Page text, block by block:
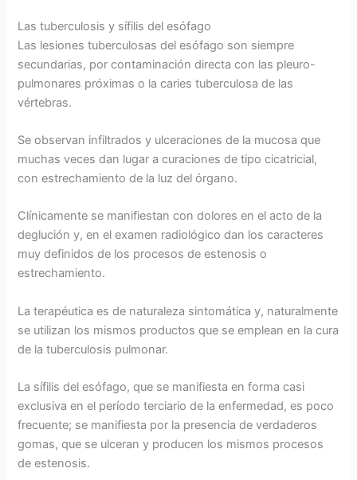
Las tuberculosis y sífilis del esófago
Las lesiones tuberculosas del esófago son siempre
secundarias, por contaminación directa con las pleuro-
pulmonares próximas o la caries tuberculosa de las
vértebras.
Se observan infiltrados y ulceraciones de la mucosa que
muchas veces dan lugar a curaciones de tipo cicatricial,
con estrechamiento de la luz del órgano.
Clínicamente se manifiestan con dolores en el acto de la
deglución y, en el examen radiológico dan los caracteres
muy definidos de los procesos de estenosis o
estrechamiento.
La terapéutica es de naturaleza sintomática y, naturalmente
se utilizan los mismos productos que se emplean en la cura
de la tuberculosis pulmonar.
La sífilis del esófago, que se manifiesta en forma casi
exclusiva en el período terciario de la enfermedad, es poco
frecuente; se manifiesta por la presencia de verdaderos
gomas, que se ulceran y producen los mismos procesos
de estenosis.